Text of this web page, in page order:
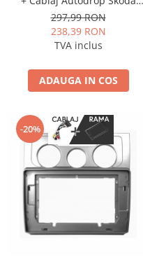
Superb (2009-2013) pentru
Navigatie Multimedia Android
10.1 inch
297,99 RON
238,39 RON
TVA inclus
ADAUGA IN COS
-20%